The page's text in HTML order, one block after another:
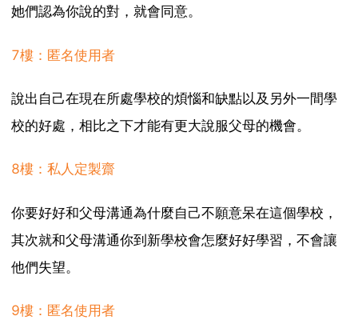
她們認為你說的對，就會同意。
7樓：匿名使用者
說出自己在現在所處學校的煩惱和缺點以及另外一間學
校的好處，相比之下才能有更大說服父母的機會。
8樓：私人定製齋
你要好好和父母溝通為什麼自己不願意呆在這個學校，
其次就和父母溝通你到新學校會怎麼好好學習，不會讓
他們失望。
9樓：匿名使用者